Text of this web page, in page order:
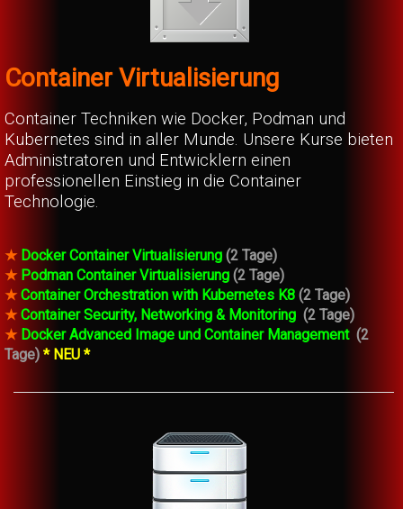
Container Virtualisierung
Container Techniken wie Docker, Podman und
Kubernetes sind in aller Munde. Unsere Kurse bieten
Administratoren und Entwicklern einen
professionellen Einstieg in die Container
Technologie.
★ Docker Container Virtualisierung (2 Tage)
★ Podman Container Virtualisierung (2 Tage)
★ Container Orchestration with Kubernetes K8 (2 Tage)
★ Container Security, Networking & Monitoring (2 Tage)
★ Docker Advanced Image und Container Management (2
Tage) * NEU *